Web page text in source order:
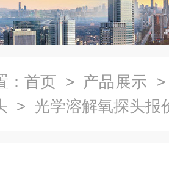
首页 > 产品展示
> 光学溶解氧探头报